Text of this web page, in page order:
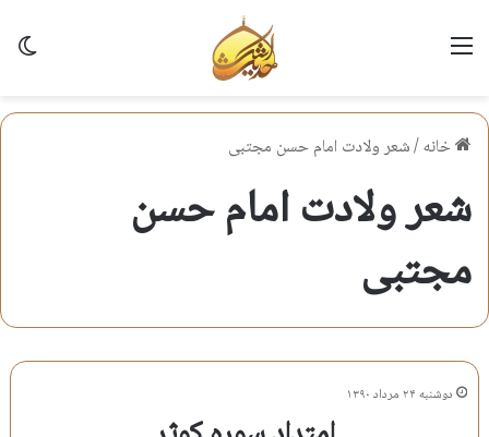
منو
خانه/شعر ولادت امام حسن مجتبی
شعر ولادت امام حسن
مجتبی
دوشنبه ۲۴ مرداد ۱۳۹۰